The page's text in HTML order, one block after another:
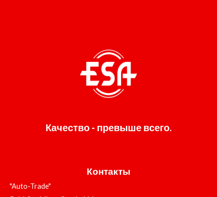
Качество - превыше всего.
Контакты
"Auto-Trade"